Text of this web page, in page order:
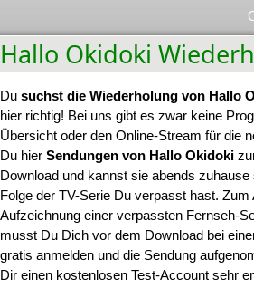
Hallo Okidoki
Du suchst die Wiederholung von Hallo
hier richtig! Bei uns gibt es zwar keine
Übersicht oder den Online-Stream für die
Du hier Sendungen von Hallo Okidoki
Download und kannst sie abends
Folge der TV-Serie Du verpasst hast. Zum
Aufzeichnung einer verpassten Fernseh-
musst Du Dich vor dem Download bei
gratis anmelden und die Sendung
Dir einen kostenlosen Test-Account sehr